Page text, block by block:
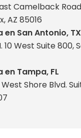
Camelback
AZ 85016
en San Antonio, TX
10 West Suite 800,
en Tampa, FL
West Shore Blvd.